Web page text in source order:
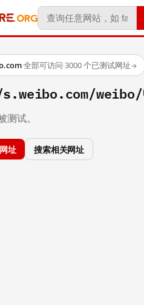
·全部可访问·3000 个已测试网址→
weibo/
测试。
址 搜索相关网址